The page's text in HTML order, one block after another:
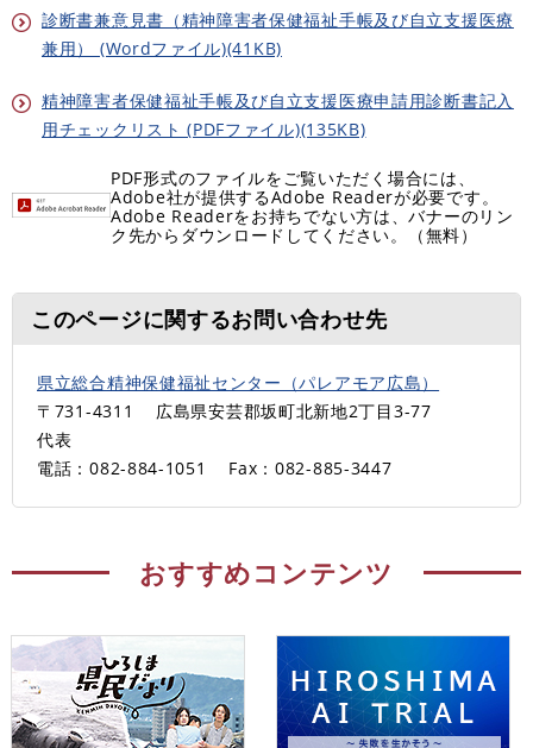
診断書兼意見書（精神障害者保健福祉手帳及び自立支援医療
兼用） (Wordファイル)(41KB)
精神障害者保健福祉手帳及び自立支援医療申請用診断書記入
用チェックリスト (PDFファイル)(135KB)
PDF形式のファイルをご覧いただく場合には、
Adobe社が提供するAdobe Readerが必要です。
Adobe Readerをお持ちでない方は、バナーのリン
ク先からダウンロードしてください。（無料）
このページに関するお問い合わせ先
県立総合精神保健福祉センター（パレアモア広島）
〒731-4311
広島県安芸郡坂町北新地2丁目3-77
代表
電話：082-884-1051
Fax：082-885-3447
おすすめコンテンツ